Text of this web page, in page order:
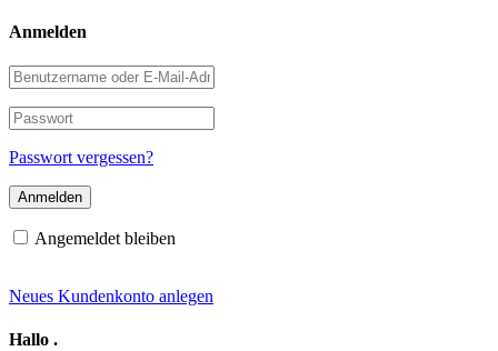
Anmelden
Benutzername
oder
E-
Mail-
Adresse
Passwort
Passwort vergessen?
Angemeldet bleiben
Neues Kundenkonto anlegen
Hallo .